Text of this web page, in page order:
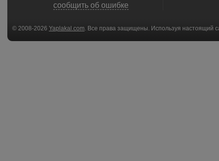
сообщить об ошибке
© 2008-2026 Yaplakal.com . Все права защищены. Используя настоящий
соглашения.